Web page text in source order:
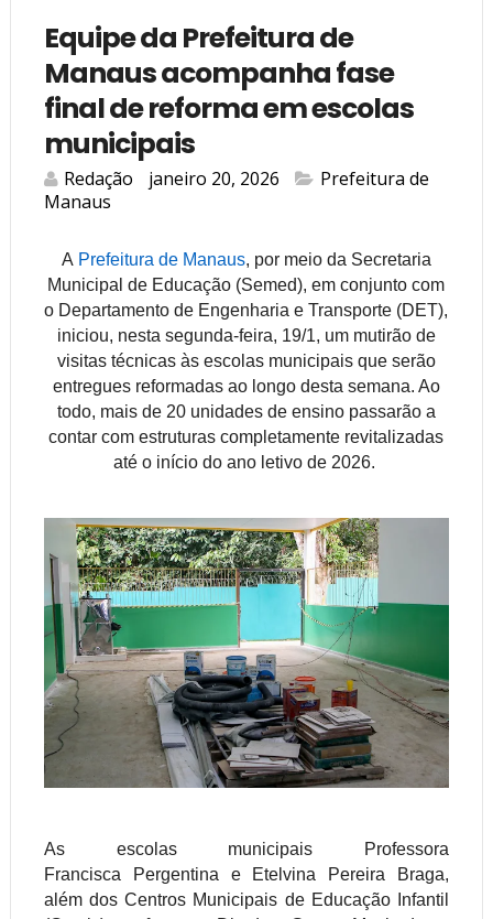
Equipe da Prefeitura de
Manaus acompanha fase
final de reforma em escolas
municipais
Redação janeiro 20, 2026
Prefeitura de
Manaus
A Prefeitura de Manaus, por meio da Secretaria
Municipal de Educação (Semed), em conjunto com
o Departamento de Engenharia e Transporte (DET),
iniciou, nesta segunda-feira, 19/1, um mutirão de
visitas técnicas às escolas municipais que serão
entregues reformadas ao longo desta semana. Ao
todo, mais de 20 unidades de ensino passarão a
contar com estruturas completamente revitalizadas
até o início do ano letivo de 2026.
As escolas municipais Professora
Francisca
Pergentina e Etelvina Pereira Braga,
além dos Centros Municipais de Educação Infantil